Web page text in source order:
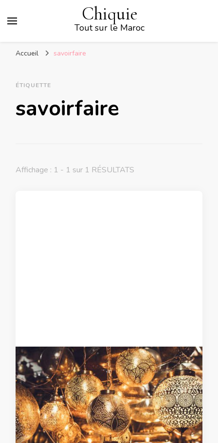
Chiquie
Tout sur le Maroc
Accueil savoirfaire
ÉTIQUETTE
savoirfaire
Affichage : 1 - 1 sur 1 RÉSULTATS